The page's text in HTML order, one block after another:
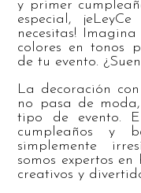
y primer
especial,
necesitas!
colores en tonos
de tu evento.
La decoración
no pasa de
tipo de evento.
cumpleaños y
simplemente
somos expertos
creativos y